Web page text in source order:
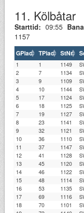
11. Kölbåtar
Starttid: 09:55
1157
GPlac TPlac StNr
1 1 1149
2
7 1134
3
9 1109
4
10 1144
5
17 1124
6
18 1125
7
19 1127
8
23 1141
9
32 1121
10
36 1110
11
37 1147
12
41 1128
13
45 1120
14
46 1122
15
48 1114
16
53 1135
17
69 1116
18
70 1101